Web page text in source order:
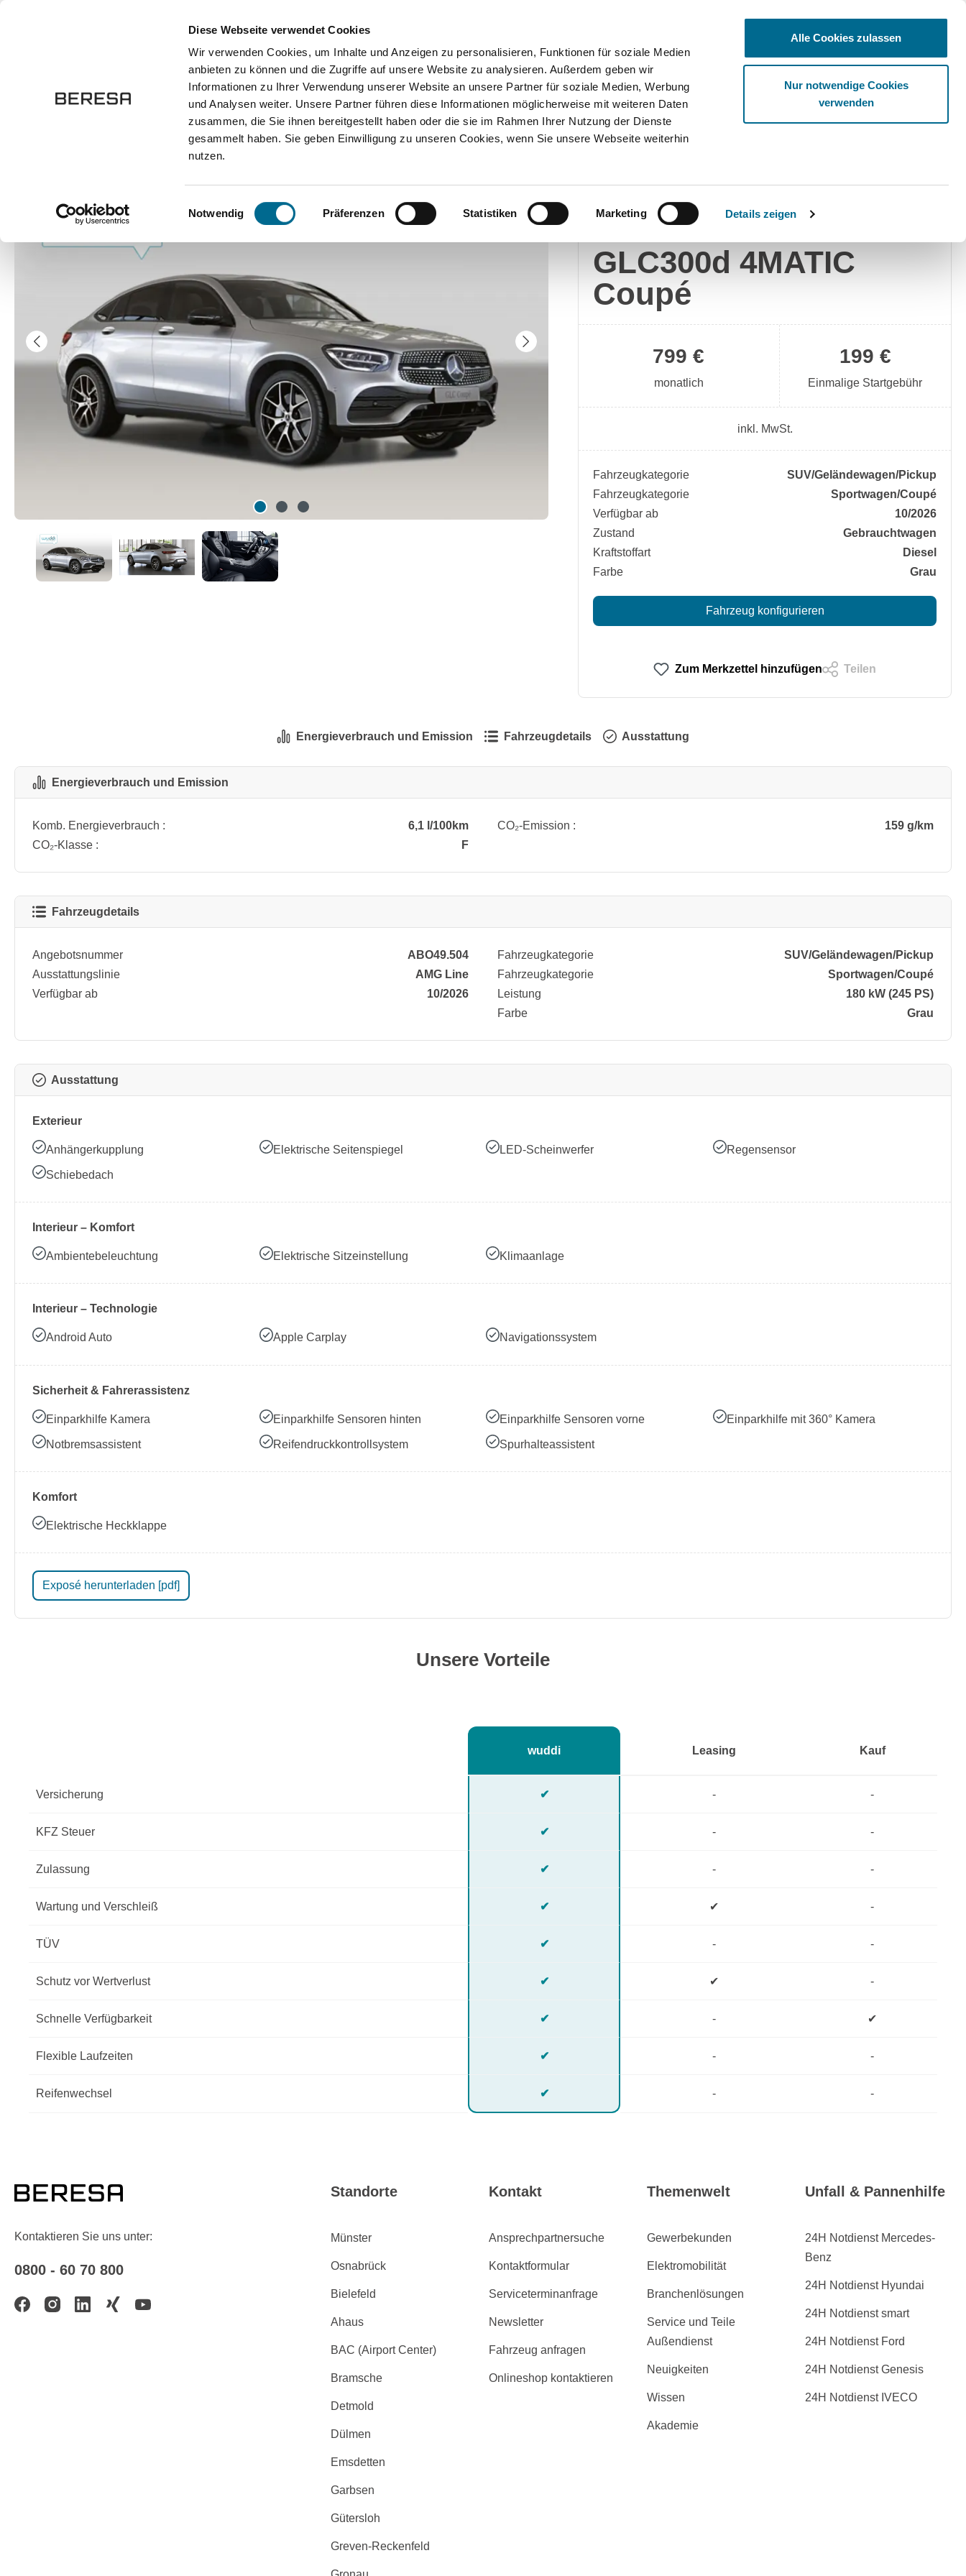
Diese Webseite verwendet Cookies
Wir verwenden Cookies, um Inhalte und Anzeigen zu personalisieren, Funktionen für soziale Medien
anbieten zu können und die Zugriffe auf unsere Website zu analysieren. Außerdem geben wir
Informationen zu Ihrer Verwendung unserer Website an unsere Partner für soziale Medien, Werbung
und Analysen weiter. Unsere Partner führen diese Informationen möglicherweise mit weiteren Daten
zusammen, die Sie ihnen bereitgestellt haben oder die sie im Rahmen Ihrer Nutzung der Dienste
gesammelt haben. Sie geben Einwilligung zu unseren Cookies, wenn Sie unsere Webseite weiterhin
nutzen.
Einwilligungsauswahl
Notwendig Präferenzen Statistiken Marketing Details zeigen
Alle Cookies zulassen
Nur notwendige Cookies
verwenden
Onlineshop
Sportwagen / Coupé
Mercedes-Benz
Mercedes-Benz
GLC300d 4MATIC
Coupé
199 €
Einmalige Startgebühr
799 €
monatlich
inkl. MwSt.
Fahrzeugkategorie
SUV/​Geländewagen/​Pickup
Fahrzeugkategorie
Sportwagen/​Coupé
Verfügbar ab
10/2026
Zustand
Gebrauchtwagen
Kraftstoffart
Diesel
Farbe
Grau
Fahrzeug konfigurieren
Zum Merkzettel hinzufügen Teilen
Energieverbrauch und Emission Fahrzeugdetails Ausstattung
Energieverbrauch und Emission
Komb. Energieverbrauch : 6,1 l/100km CO₂-Emission :
159 g/km
CO₂-Klasse :
F
Fahrzeugdetails
Angebotsnummer
ABO49.504
Ausstattungslinie
AMG Line
Verfügbar ab
10/2026
Fahrzeugkategorie
SUV/​Geländewagen/​Pickup
Fahrzeugkategorie
Sportwagen/​Coupé
Leistung
180 kW (245 PS)
Farbe
Grau
Ausstattung
Exterieur
Anhängerkupplung Elektrische Seitenspiegel LED-Scheinwerfer Regensensor
Schiebedach
Interieur – Komfort
Ambientebeleuchtung Elektrische Sitzeinstellung Klimaanlage
Interieur – Technologie
Android Auto Apple Carplay Navigationssystem
Sicherheit & Fahrerassistenz
Einparkhilfe Kamera Einparkhilfe Sensoren hinten Einparkhilfe Sensoren vorne Einparkhilfe mit 360° Kamera
Notbremsassistent Reifendruckkontrollsystem Spurhalteassistent
Komfort
Elektrische Heckklappe
Exposé herunterladen [pdf]
Unsere Vorteile
wuddi Leasing Kauf
Versicherung ✔ - -
KFZ Steuer ✔ - -
Zulassung ✔ - -
Wartung und Verschleiß ✔ ✔ -
TÜV ✔ - -
Schutz vor Wertverlust ✔ ✔ -
Schnelle Verfügbarkeit ✔ - ✔
Flexible Laufzeiten ✔ - -
Reifenwechsel ✔ - -
Kontaktieren Sie uns unter:
0800 - 60 70 800
Standorte
Münster
Osnabrück
Bielefeld
Ahaus
BAC (Airport Center)
Bramsche
Detmold
Dülmen
Emsdetten
Garbsen
Gütersloh
Greven-Reckenfeld
Kontakt
Ansprechpartnersuche
Kontaktformular
Serviceterminanfrage
Newsletter
Fahrzeug anfragen
Onlineshop kontaktieren
Themenwelt
Gewerbekunden
Elektromobilität
Branchenlösungen
Service und Teile
Außendienst
Neuigkeiten
Wissen
Akademie
Unfall & Pannenhilfe
24H Notdienst Mercedes-
Benz
24H Notdienst Hyundai
24H Notdienst smart
24H Notdienst Ford
24H Notdienst Genesis
24H Notdienst IVECO